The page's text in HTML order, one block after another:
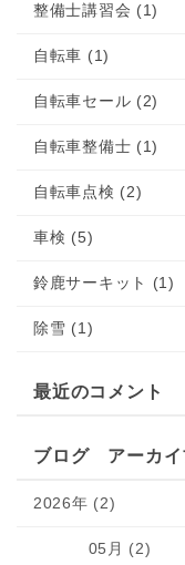
整備士講習会 (1)
自転車 (1)
自転車セール (2)
自転車整備士 (1)
自転車点検 (2)
車検 (5)
鈴鹿サーキット (1)
除雪 (1)
最近のコメント
ブログ アーカイ
2026年 (2)
05月 (2)